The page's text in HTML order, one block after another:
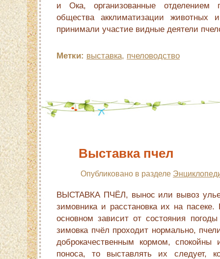
и Ока, организованные отделением
общества акклиматизации животных
принимали участие видные деятели
Метки: выставка, пчеловодство
Выставка пчел
Опубликовано в разделе
ВЫСТАВКА ПЧЁЛ, вынос или вывоз
зимовника и расстановка их на
основном зависит от состояния
зимовка пчёл проходит нормально,
доброкачественным кормом,
поноса, то выставлять их следует,